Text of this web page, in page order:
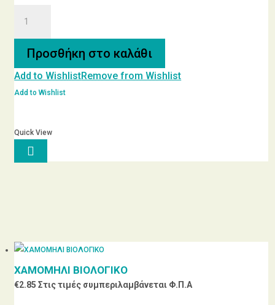
10ml
ποσότητα
Προσθήκη στο καλάθι
Add to WishlistRemove from Wishlist
Add to Wishlist
Quick View

ΧΑΜΟΜΗΛΙ ΒΙΟΛΟΓΙΚΟ
€2.85 Στις τιμές συμπεριλαμβάνεται Φ.Π.Α